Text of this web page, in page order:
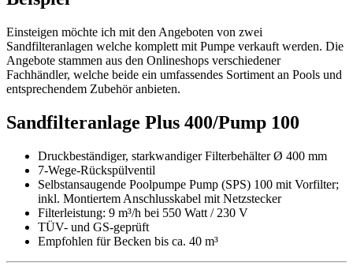
Einsteigen möchte ich mit den Angeboten von zwei
Sandfilteranlagen welche komplett mit Pumpe verkauft werden. Die
Angebote stammen aus den Onlineshops verschiedener
Fachhändler, welche beide ein umfassendes Sortiment an Pools und
entsprechendem Zubehör anbieten.
Sandfilteranlage Plus 400/Pump 100
Druckbeständiger, starkwandiger Filterbehälter Ø 400 mm
7-Wege-Rückspülventil
Selbstansaugende Poolpumpe Pump (SPS) 100 mit Vorfilter;
inkl. Montiertem Anschlusskabel mit Netzstecker
Filterleistung: 9 m³/h bei 550 Watt / 230 V
TÜV- und GS-geprüft
Empfohlen für Becken bis ca. 40 m³